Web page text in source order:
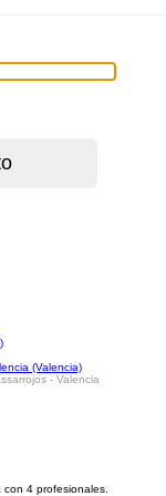
(Valencia)
- Valencia
4 profesionales.